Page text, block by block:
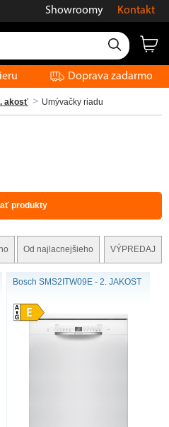
Showroomy Kontakt
Doprava zadarmo
akosť Umývačky riadu
produkty
Od najlacnejšieho VÝPREDAJ
Bosch SMS2ITW09E - 2. JAKOST